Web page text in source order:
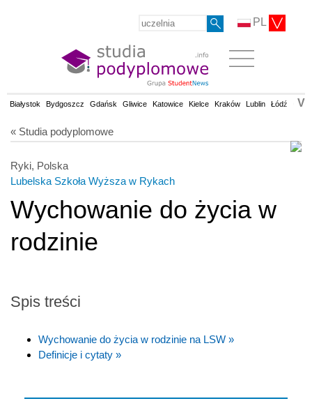
PL
Białystok Bydgoszcz Gdańsk Gliwice Katowice Kielce Kraków Lublin Łódź V
« Studia podyplomowe
Ryki, Polska
Lubelska Szkoła Wyższa w Rykach
Wychowanie do życia w
rodzinie
Spis treści
Wychowanie do życia w rodzinie na LSW »
Definicje i cytaty »